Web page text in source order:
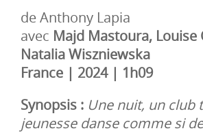
de Anthony Lapia
avec Majd Mastoura, Louise
Natalia Wiszniewska
France | 2024 | 1h09
Synopsis : Une nuit, un club
jeunesse danse comme si